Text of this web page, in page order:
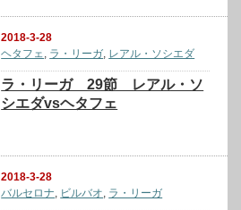
2018-3-28
ヘタフェ, ラ・リーガ, レアル・ソシエダ
ラ・リーガ 29節 レアル・ソ
シエダvsヘタフェ
2018-3-28
バルセロナ, ビルバオ, ラ・リーガ